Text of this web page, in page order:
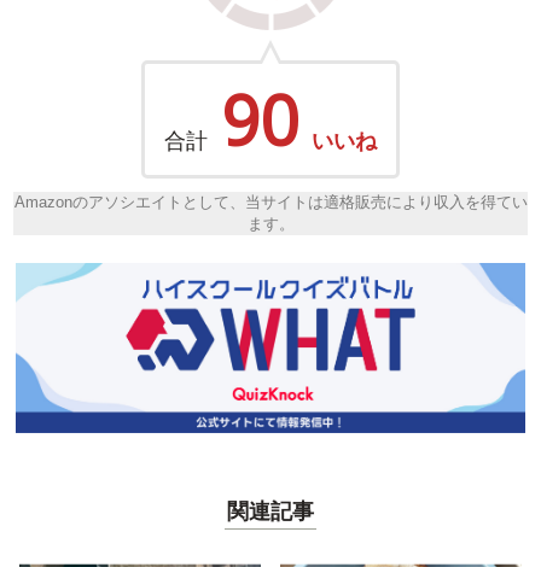
合計 90 いいね
Amazonのアソシエイトとして、当サイトは適格販売により収入を得てい
ます。
関連記事